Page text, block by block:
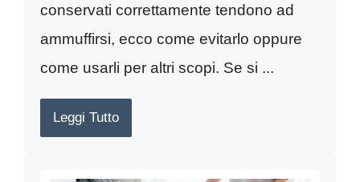
conservati correttamente tendono ad
ammuffirsi, ecco come evitarlo oppure
come usarli per altri scopi. Se si ...
Leggi Tutto